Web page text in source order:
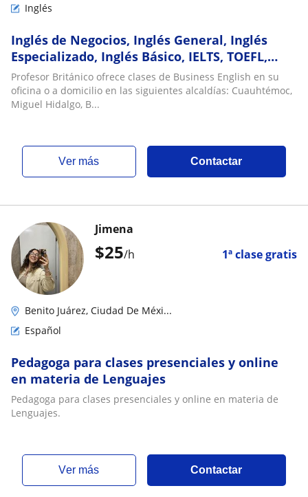
Inglés
Inglés de Negocios, Inglés General, Inglés
Especializado, Inglés Básico, IELTS, TOEFL,
TOEIC, Cambridge en México con Nativo
Profesor Británico ofrece clases de Business English en su
oficina o a domicilio en las siguientes alcaldías: Cuauhtémoc,
Miguel Hidalgo, B...
ver más Contactar
$25/h 1ª clase gratis
Jimena
Benito Juárez, Ciudad De Méxi...
Español
Pedagoga para clases presenciales y online
en materia de Lenguajes
Pedagoga para clases presenciales y online en materia de
Lenguajes.
ver más Contactar